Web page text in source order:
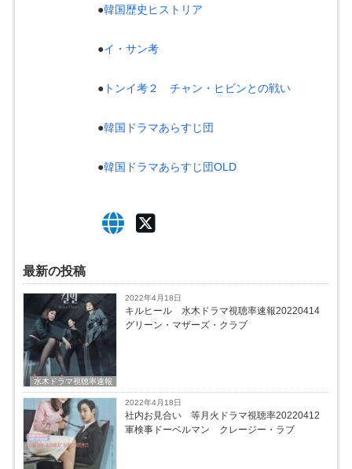
●韓国歴史ヒストリア
●イ・サン考
● トンイ考２ チャン・ヒビンとの戦い
●韓国ドラマあらすじ団
●韓国ドラマあらすじ団OLD
最新の投稿
水木ドラマ視聴率速報
2022年4月18日
キルヒール 水木ドラマ視聴率速報20220414
グリーン・マザーズ・クラブ
2022年4月18日
社内お見合い 等月火ドラマ視聴率20220412
軍検事ドーベルマン クレージー・ラブ